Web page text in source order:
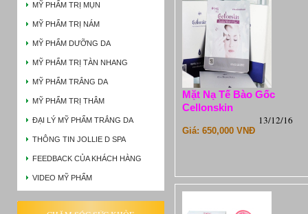
MỸ PHẨM TRỊ MỤN
MỸ PHẨM TRỊ NÁM
MỸ PHẨM DƯỠNG DA
MỸ PHẨM TRỊ TÀN NHANG
MỸ PHẨM TRẮNG DA
MỸ PHẨM TRỊ THÂM
ĐẠI LÝ MỸ PHẨM TRẮNG DA
THÔNG TIN JOLLIE D SPA
FEEDBACK CỦA KHÁCH HÀNG
VIDEO MỸ PHẨM
Mặt Nạ Tế Bào Gốc
Cellonskin
Giá: 650,000 VNĐ
13/12/16